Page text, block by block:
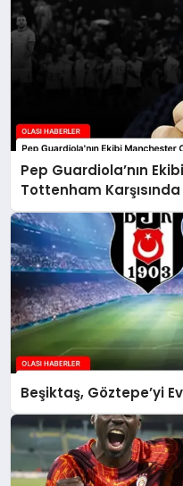
Pep Guardiola’nın
Tottenham
Beşiktaş, Göztepe’yi